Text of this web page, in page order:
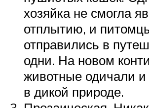
хозяйка не смогла
отплытию, и
отправились в
одни. На новом
животные одичали и
в дикой природе.